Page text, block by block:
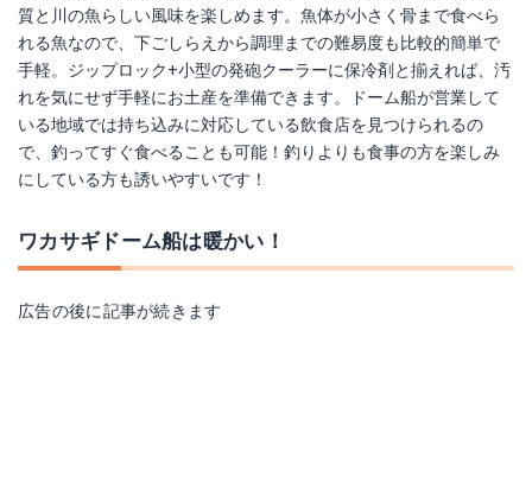
質と川の魚らしい風味を楽しめます。魚体が小さく骨まで食べら
れる魚なので、下ごしらえから調理までの難易度も比較的簡単で
手軽。ジップロック+小型の発砲クーラーに保冷剤と揃えれば、汚
れを気にせず手軽にお土産を準備できます。ドーム船が営業して
いる地域では持ち込みに対応している飲食店を見つけられるの
で、釣ってすぐ食べることも可能！釣りよりも食事の方を楽しみ
にしている方も誘いやすいです！
ワカサギドーム船は暖かい！
広告の後に記事が続きます